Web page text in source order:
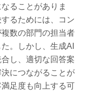
ることがありま
るためには、コン
数の部門の担当者
。しかし、生成AI
し、適切な回答案
につながることが
足度も向上する可